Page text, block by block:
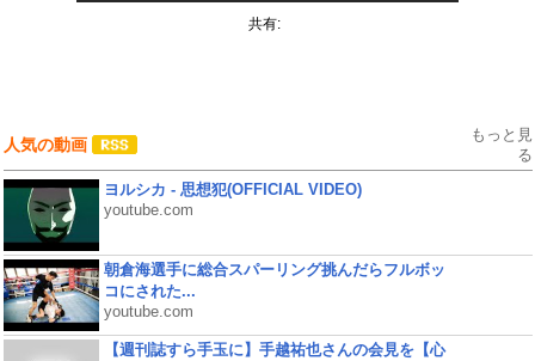
共有:
人気の動画
もっと見
る
ヨルシカ - 思想犯(OFFICIAL VIDEO)
youtube.com
朝倉海選手に総合スパーリング挑んだらフルボッ
コにされた...
youtube.com
【週刊誌すら手玉に】手越祐也さんの会見を【心